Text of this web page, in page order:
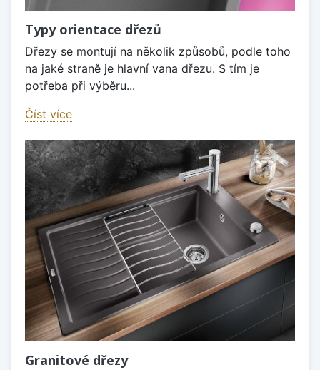
Typy orientace dřezů
Dřezy se montují na několik způsobů, podle toho
na jaké straně je hlavní vana dřezu. S tím je
potřeba při výběru...
Číst více
Granitové dřezy